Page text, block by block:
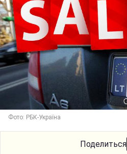
Фото: РБК-Україна
Поделиться